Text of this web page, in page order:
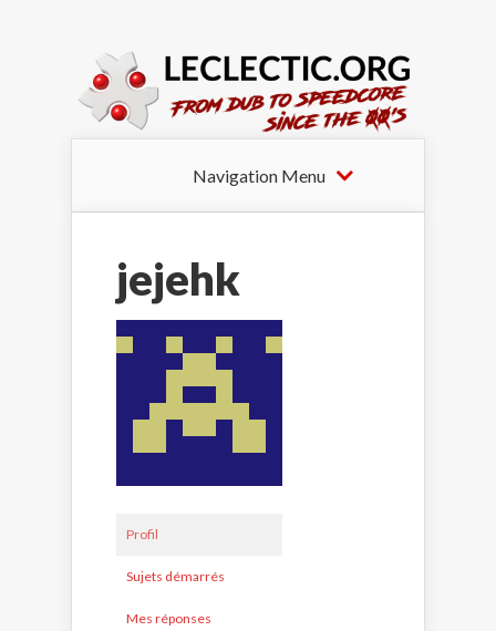
Navigation Menu
jejehk
Profil
Sujets démarrés
Mes réponses